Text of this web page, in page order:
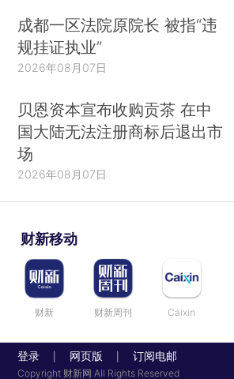
成都一区法院原院长 被指“违
规挂证执业”
2026年08月07日
贝恩资本宣布收购贡茶 在中
国大陆无法注册商标后退出市
场
2026年08月07日
财新移动
财新 财新周刊 Caixin
登录 网页版 订阅电邮
Copyright 财新网 All Rights Reserved